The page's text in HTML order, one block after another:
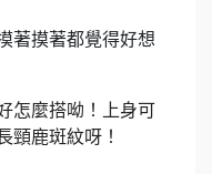
著摸著都覺得好想
怎麼搭呦！上身可
頸鹿斑紋呀！